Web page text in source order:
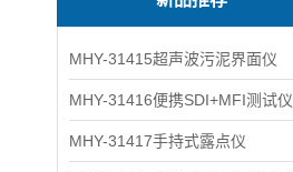
MHY-31415超声波污泥界面仪
MHY-31416便携SDI+MFI测试仪
MHY-31417手持式露点仪